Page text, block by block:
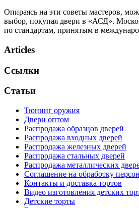
Опираясь на эти советы мастеров,
выбор, покупая двери в «АСД».
по стандартам, принятым в
Articles
Ссылки
Статьи
Тюнинг оружия
Двери оптом
Распродажа образцов дверей
Распродажа входных дверей
Распродажа железных дверей
Распродажа стальных дверей
Распродажа металлических
Соглашение на обработку
Контакты и доставка тортов
Видео изготовления детских
Детские торты